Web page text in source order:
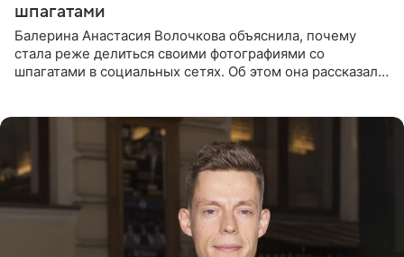
шпагатами
Балерина Анастасия Волочкова объяснила, почему
стала реже делиться своими фотографиями со
шпагатами в социальных сетях. Об этом она рассказала